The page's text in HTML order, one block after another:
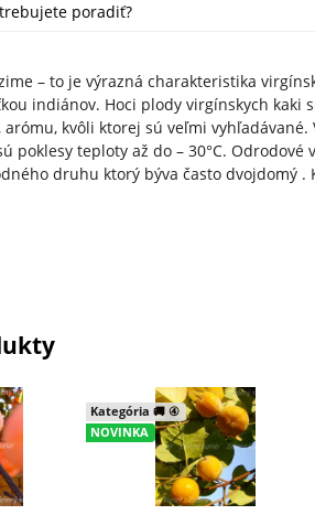
poradiť?
– to je výrazná charakteristika
indiánov. Hoci plody virgínskych kaki
arómu, kvôli ktorej sú veľmi
poklesy teploty až do – 30°C.
druhu ktorý býva často dvojdomý .
Kategória 🚚 ④
NOVINKA